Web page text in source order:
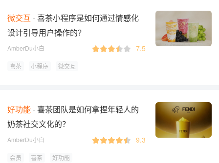
微交互
喜茶小程序是如何通过情感化
设计引导用户操作的？
AmberDu小白 7.5
喜茶 小程序 微交互
好功能 喜茶团队是如何拿捏年轻人的
奶茶社交文化的？
AmberDu小白 9.3
会员 喜茶 好功能